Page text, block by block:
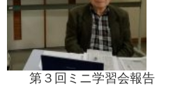
第３回ミニ学習会報告